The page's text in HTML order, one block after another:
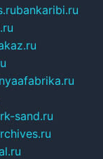
bankaribi.ru
sand.ru